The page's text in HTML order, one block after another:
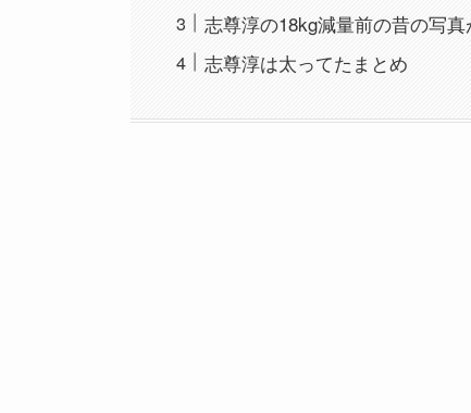
志尊淳の18kg減量前の昔の写真
志尊淳は太ってたまとめ